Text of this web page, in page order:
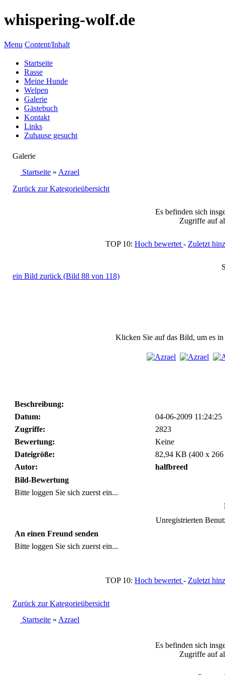
whispering-wolf.de
Menu Content/Inhalt
Startseite
Rasse
Meine Hunde
Welpen
Galerie
Gästebuch
Kontakt
Links
Zuhause gesucht
Galerie
Startseite » Azrael
Zurück zur Kategorieübersicht
Es befinden sich
Zugriffe auf
TOP 10: Hoch bewertet - Zuletzt
ein Bild zurück (Bild 88 von 118)
Klicken Sie auf das Bild, um es
Beschreibung:
Datum:
04-06-2009 11:24:25
Zugriffe:
2823
Bewertung:
Keine
Dateigröße:
82,94 KB (400 x
Autor:
halfbreed
Bild-Bewertung
Bitte loggen Sie sich zuerst ein...
Unregistrierten
An einen Freund senden
Bitte loggen Sie sich zuerst ein...
TOP 10: Hoch bewertet - Zuletzt
Zurück zur Kategorieübersicht
Startseite » Azrael
Es befinden sich
Zugriffe auf